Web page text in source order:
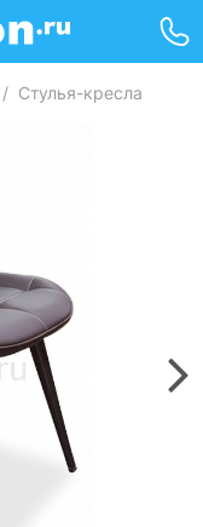
/ Стулья-кресла